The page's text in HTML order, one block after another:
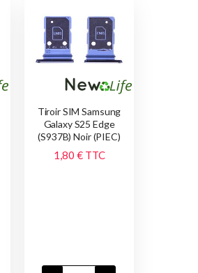
Tiroir SIM Samsung
Galaxy S25 Edge
(S937B) Noir (PIEC)
1,80 € TTC